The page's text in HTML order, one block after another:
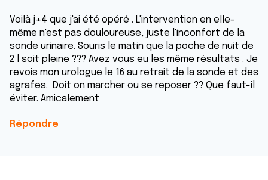
Voilà j+4 que j'ai été opéré . L'intervention en elle-
même n'est pas douloureuse, juste l'inconfort de la
sonde urinaire. Souris le matin que la poche de nuit de
2 l soit pleine ??? Avez vous eu les même résultats . Je
revois mon urologue le 16 au retrait de la sonde et des
agrafes. Doit on marcher ou se reposer ?? Que faut-il
éviter. Amicalement
Répondre